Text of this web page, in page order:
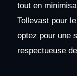
tout en
Tollevast pour
optez pour une
respectueuse